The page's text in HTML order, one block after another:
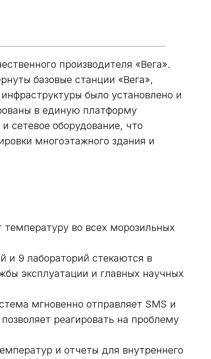
производителя «Вега».
базовые станции «Вега»,
было установлено и
в единую платформу
сетевое оборудование, что
многоэтажного здания и
во всех морозильных
и 9 лабораторий стекаются в
эксплуатации и главных научных
мгновенно отправляет SMS и
реагировать на проблему
и отчеты для внутреннего